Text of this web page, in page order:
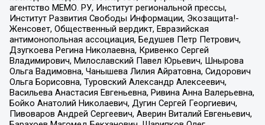
агентство МЕМО. РУ, Институт региональной прессы,
Институт Развития Свободы Информации, Экозащита!-
Женсовет, Общественный вердикт, Евразийская
антимонопольная ассоциация, Бедушев Петр Петрович,
Дзугкоева Регина Николаевна, Кривенко Сергей
Владимирович, Милославский Павел Юрьевич, Шнырова
Ольга Вадимовна, Чанышева Лилия Айратовна, Сидорович
Ольга Борисовна, Туровский Александр Алексеевич,
Васильева Анастасия Евгеньевна, Ривина Анна Валерьевна,
Бойко Анатолий Николаевич, Дугин Сергей Георгиевич,
Пивоваров Андрей Сергеевич, Аверин Виталий Евгеньевич,